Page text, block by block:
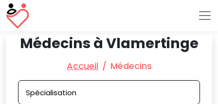
Médecins à Vlamertinge
Accueil Médecins